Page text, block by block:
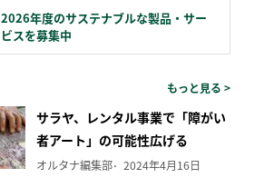
2026年度のサステナブルな製品・サー
ビスを募集中
もっと見る >
サラヤ、レンタル事業で「障がい
者アート」の可能性広げる
オルタナ編集部 2024年4月16日